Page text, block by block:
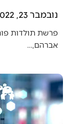
נובמבר 23, 2022
פרשת תולדות
אברהם,…